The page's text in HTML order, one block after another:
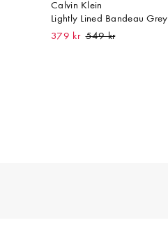
Calvin Klein
Lightly Lined Bandeau Grey
379 kr